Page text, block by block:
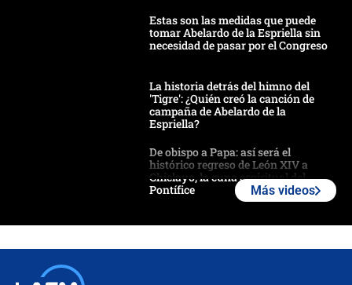
Estas son las medidas que puede
tomar Abelardo de la Espriella sin
necesidad de pasar por el Congreso
La historia detrás del himno del
'Tigre': ¿Quién creó la canción de
campaña de Abelardo de la
Espriella?
De obispo a Papa: así será el
histórico regreso de León XIV a
Chiclayo, la cuna espiritual del
Pontífice
Más videos